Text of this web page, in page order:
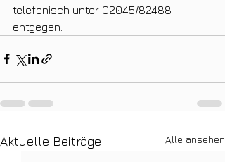
telefonisch unter 02045/82488
entgegen.
Aktuelle Beiträge Alle ansehen